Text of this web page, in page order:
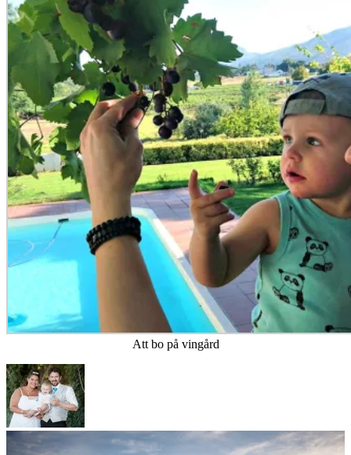
Att bo på vingård